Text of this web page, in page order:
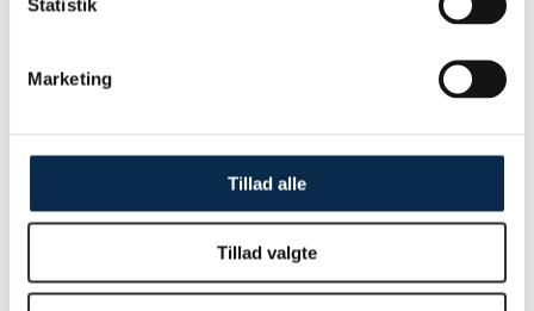
Statistik
Marketing
Tillad alle
Tillad valgte
Psykoterapi kan hjælpe dig med at gå på opdagelse i
dine tanker, følelser og handlinger og gøre det muligt
Kontakt mig